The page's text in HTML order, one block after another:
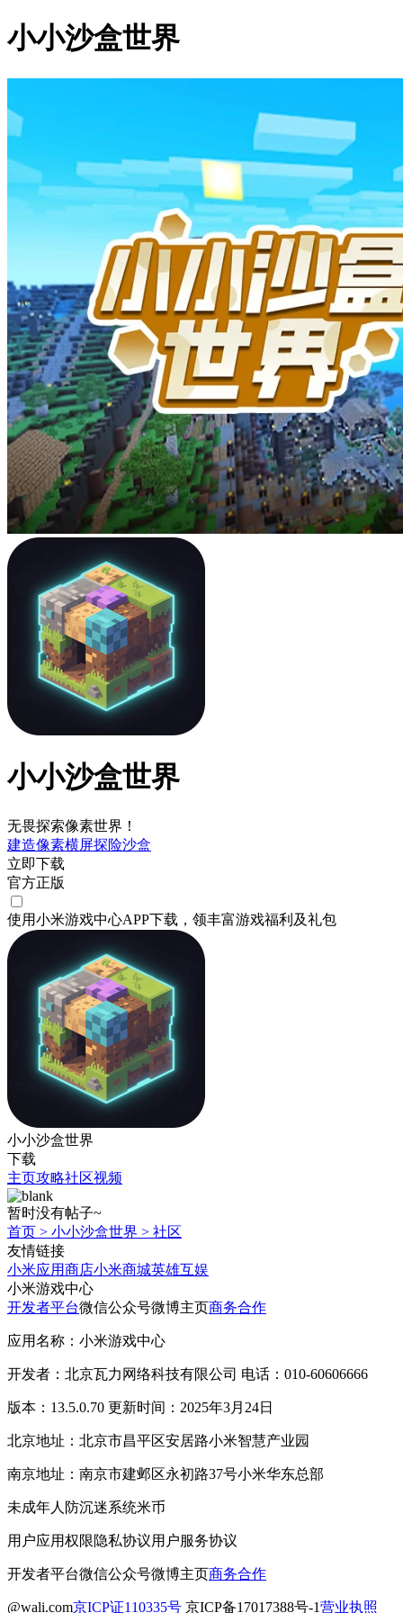
小小沙盒世界
小小沙盒世界
无畏探索像素世界！
建造像素横屏探险沙盒
立即下载
官方正版
使用小米游戏中心APP下载 ，领丰富游戏福利 及礼包
小小沙盒世界
下载
主页攻略社区视频
暂时没有帖子~
首页 > 小小沙盒世界 > 社区
友情链接
小米应用商店小米商城英雄互娱
小米游戏中心
开发者平台微信公众号微博主页商务合作
应用名称：小米游戏中心
开发者：北京瓦力网络科技有限公司 电话：010-60606666
版本：13.5.0.70 更新时间：2025年3月24日
北京地址：北京市昌平区安居路小米智慧产业园
南京地址：南京市建邺区永初路37号小米华东总部
未成年人防沉迷系统米币
用户应用权限隐私协议用户服务协议
开发者平台微信公众号微博主页商务合作
@wali.com京ICP证110335号 京ICP备17017388号-1营业执照